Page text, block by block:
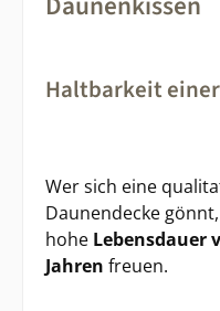
Haltbarkeit
Wer sich eine
Daunendecke
hohe Lebensdauer
Jahren freuen.